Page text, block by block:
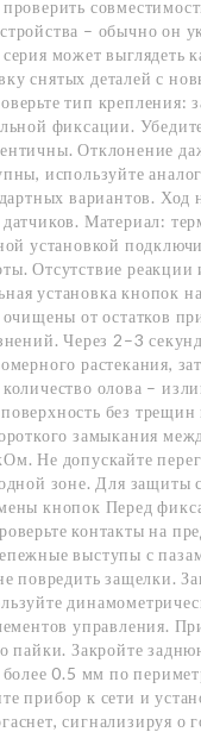
– обычно он
может выглядеть
снятых деталей с
тип крепления:
фиксации.
Отклонение
используйте
вариантов.
Материал:
установкой
Отсутствие
установка кнопок
от остатков
Через 2–3
растекания,
олова –
без
замыкания
Не допускайте
зоне. Для защиты
кнопок Перед
контакты на
выступы с
повредить защелки.
управления.
пайки. Закройте
0.5 мм по
прибор к сети и
сигнализируя о